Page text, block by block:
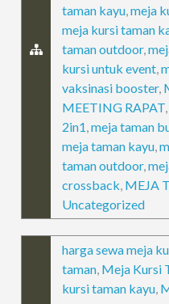
taman kayu,meja
meja kursi taman
taman outdoor,
kursi untuk event,
vaksinasi booster,
MEETING RAPAT
2in1,meja taman
meja taman kayu,
taman outdoor,
crossback, MEJA
Uncategorized
harga sewa meja
taman, Meja Kursi
kursi taman kayu,